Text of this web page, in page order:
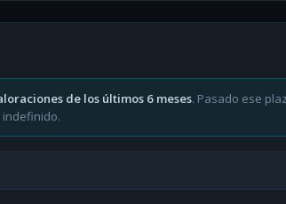
de los últimos 6 meses. Pasado ese